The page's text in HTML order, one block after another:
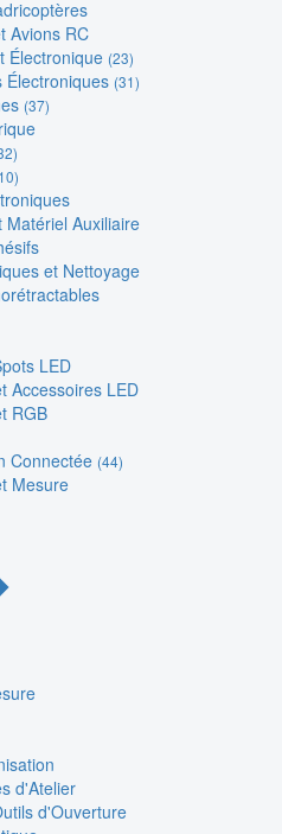
Avions RC
Électronique (23)
Électroniques (31)
(37)
Matériel Auxiliaire
et Nettoyage
LED
Accessoires LED
RGB
Connectée (44)
Mesure
d'Atelier
d'Ouverture